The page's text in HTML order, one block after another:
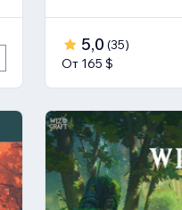
5,0 (35)
От 165 $